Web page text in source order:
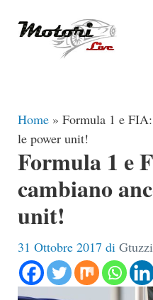
Home » Formula 1 e
le power unit!
Formula 1 e
cambiano
unit!
31 Ottobre 2017 di Gtuzzi